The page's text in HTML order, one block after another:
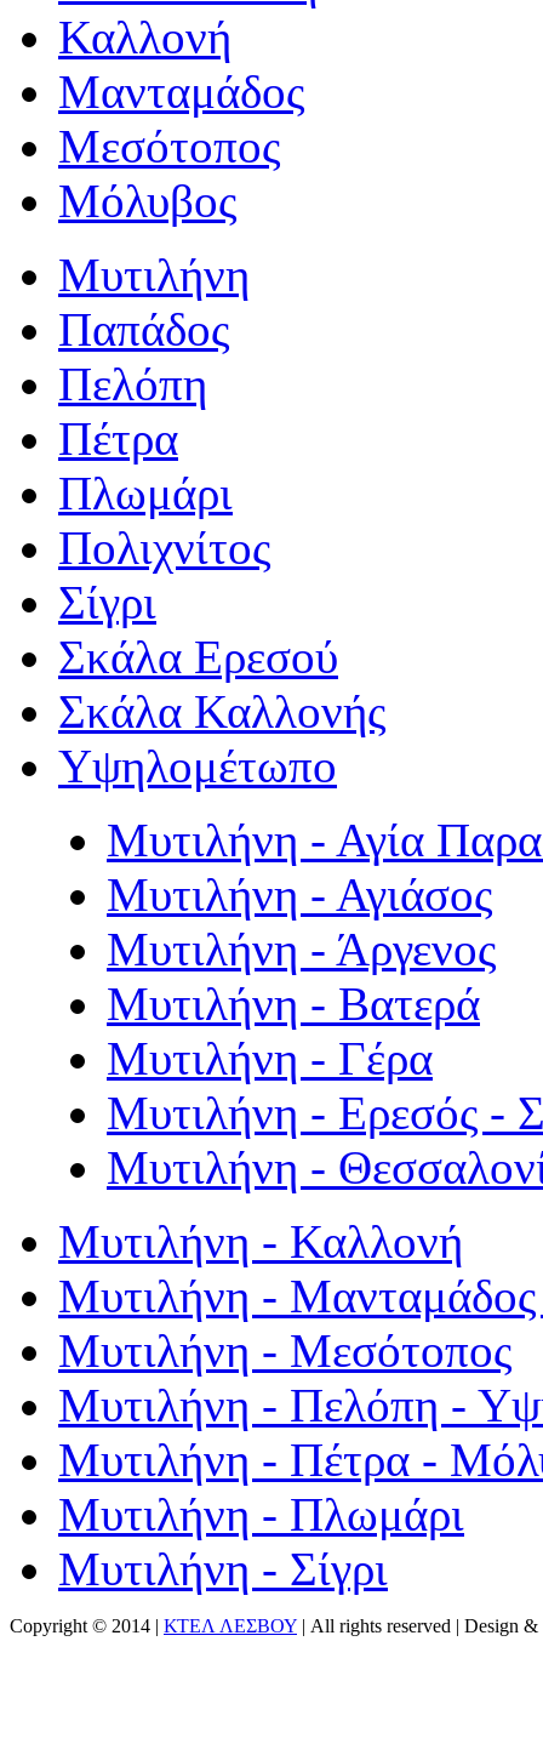
Καλλονή
Μανταμάδος
Μεσότοπος
Μόλυβος
Μυτιλήνη
Παπάδος
Πελόπη
Πέτρα
Πλωμάρι
Πολιχνίτος
Σίγρι
Σκάλα Ερεσού
Σκάλα Καλλονής
Υψηλομέτωπο
Μυτιλήνη - Αγία
Μυτιλήνη - Αγιάσος
Μυτιλήνη - Άργενος
Μυτιλήνη - Βατερά
Μυτιλήνη - Γέρα
Μυτιλήνη - Ερεσός -
Μυτιλήνη -
Μυτιλήνη - Καλλονή
Μυτιλήνη - Μανταμάδος
Μυτιλήνη - Μεσότοπος
Μυτιλήνη - Πελόπη -
Μυτιλήνη - Πέτρα -
Μυτιλήνη - Πλωμάρι
Μυτιλήνη - Σίγρι
Copyright © 2014 | ΚΤΕΛ ΛΕΣΒΟΥ | All rights reserved | Design &